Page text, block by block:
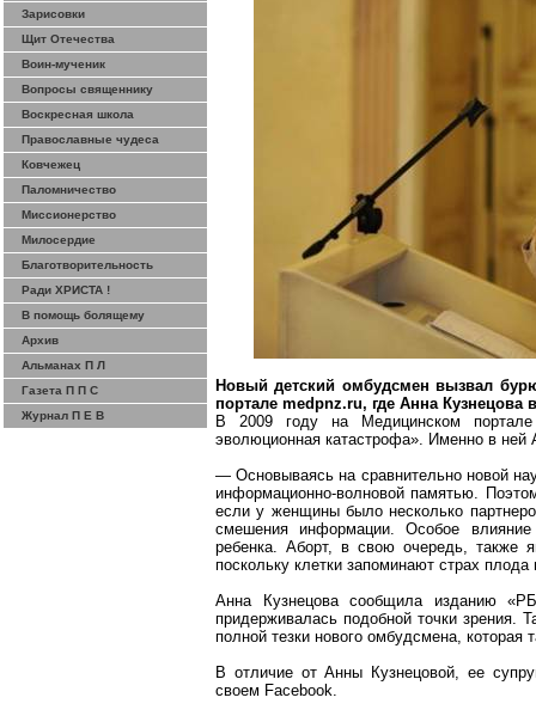
Зарисовки
Щит Отечества
Воин-мученик
Вопросы священнику
Воскресная школа
Православные чудеса
Ковчежец
Паломничество
Миссионерство
Милосердие
Благотворительность
Ради ХРИСТА !
В помощь болящему
Архив
Альманах П Л
Газета П П С
Журнал П Е В
Новый детский омбудсмен вызвал
портале medpnz.ru, где Анна Кузнецова
В 2009 году на Медицинском
эволюционная катастрофа». Именно в ней
— Основываясь на сравнительно новой
информационно-волновой памятью.
если у женщины было несколько
смешения информации. Особое
ребенка. Аборт, в свою очередь, также
поскольку клетки запоминают страх
Анна Кузнецова сообщила изданию
придерживалась подобной точки
полной тезки нового омбудсмена,
В отличие от Анны Кузнецовой, ее
своем Facebook.